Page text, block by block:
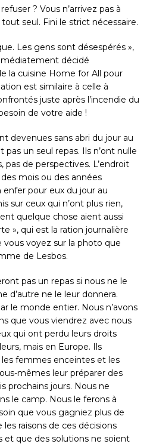
? Vous n’arrivez pas à
seul. Fini le strict nécessaire.
Les gens sont désespérés »,
décidé
la cuisine Home for All pour
est similaire à celle à
juste après l’incendie du
de votre aide !
devenues sans abri du jour au
pas un seul repas. Ils n’ont nulle
pas de perspectives. L’endroit
mois ou des années
enfer pour eux du jour au
sur ceux qui n’ont plus rien,
quelque chose aient aussi
», qui est la ration journalière
vous voyez sur la photo que
de Lesbos.
pas un repas si nous ne le
d’autre ne le leur donnera.
le monde entier. Nous n’avons
que vous viendrez avec nous
qui ont perdu leurs droits
mais en Europe. Ils
femmes enceintes et les
mêmes leur préparer des
prochains jours. Nous ne
le camp. Nous le ferons à
que vous gagniez plus de
raisons de ces décisions
et que des solutions ne soient